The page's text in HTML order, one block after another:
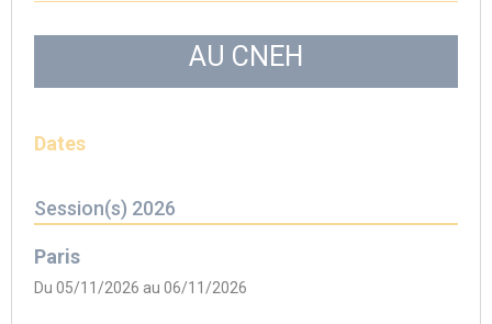
AU CNEH
Dates
Session(s) 2026
Paris
Du 05/11/2026 au 06/11/2026